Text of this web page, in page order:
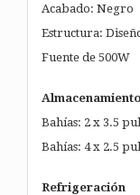
Acabado: Negro
Estructura:
Fuente de 500W
Almacenamiento
Bahías: 2 x 3.5
Bahías: 4 x 2.5
Refrigeración